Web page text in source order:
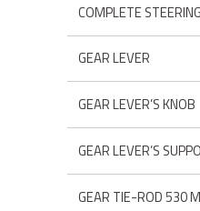
COMPLETE
GEAR LEVER
GEAR LEVER’S KNOB
GEAR LEVER’S
GEAR TIE-ROD 530